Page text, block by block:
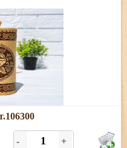
(с хватком) - 20 см,
1 л.
- +